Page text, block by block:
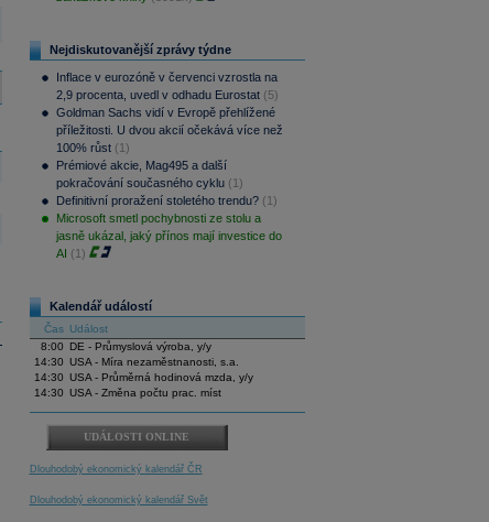
Nejdiskutovanější zprávy týdne
Inflace v eurozóně v červenci vzrostla na
2,9 procenta, uvedl v odhadu Eurostat (5)
Goldman Sachs vidí v Evropě přehlížené
příležitosti. U dvou akcií očekává více než
100% růst (1)
Prémiové akcie, Mag495 a další
pokračování současného cyklu (1)
Definitivní proražení stoletého trendu? (1)
Microsoft smetl pochybnosti ze stolu a
jasně ukázal, jaký přínos mají investice do
AI (1)
Kalendář událostí
Čas Událost
8:00
DE - Průmyslová výroba, y/y
14:30 USA - Míra nezaměstnanosti, s.a.
14:30 USA - Průměrná hodinová mzda, y/y
14:30 USA - Změna počtu prac. míst
UDÁLOSTI ONLINE
Dlouhodobý ekonomický kalendář ČR
Dlouhodobý ekonomický kalendář Svět